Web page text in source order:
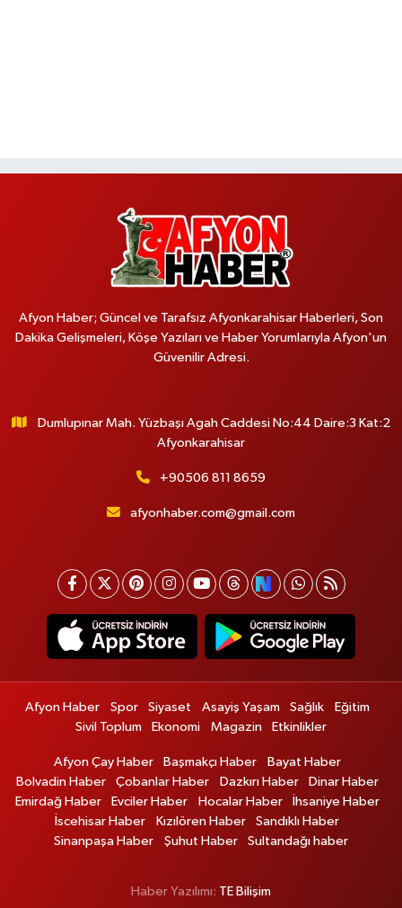
Afyon Haber; Güncel ve Tarafsız Afyonkarahisar Haberleri, Son
Dakika Gelişmeleri, Köşe Yazıları ve Haber Yorumlarıyla Afyon'un
Güvenilir Adresi.
Dumlupınar Mah. Yüzbaşı Agah Caddesi No:44 Daire:3 Kat:2
Afyonkarahisar
+90506 811 8659
afyonhaber.com@gmail.com
Afyon Haber Spor Siyaset Asayiş Yaşam Sağlık
Eğitim
Sivil Toplum
Ekonomi Magazin Etkinlikler
Afyon Çay Haber Başmakçı Haber
Bayat Haber
Bolvadin Haber
Çobanlar Haber Dazkırı Haber
Dinar Haber
Emirdağ Haber
Evciler Haber Hocalar Haber
İhsaniye Haber
İscehisar Haber
Kızılören Haber
Sandıklı Haber
Sinanpaşa Haber
Şuhut Haber Sultandağı haber
Haber Yazılımı: TE Bilişim